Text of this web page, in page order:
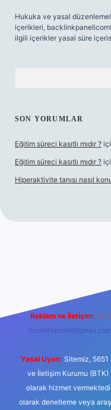
Hukuka ve yasal
içerikleri,
ilgili içerikler yasal süre
SON YORUMLAR
Eğitim süreci kasıtlı mıdır ?
Eğitim süreci kasıtlı mıdır ?
Hiperaktivite tanısı nasıl
Reklam ve İletişim: E-
forumhizmeti@gmail.com
Yasal Uyarı: Sitemiz, 5651
ve İletişim Kurumu (BTK)
olarak hizmet
olarak denetleme veya